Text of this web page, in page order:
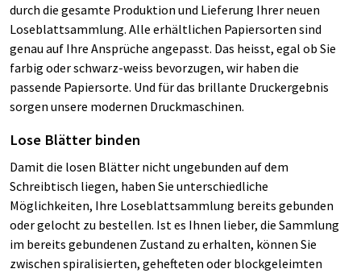
durch die gesamte Produktion und Lieferung Ihrer neuen
Loseblattsammlung. Alle erhältlichen Papiersorten sind
genau auf Ihre Ansprüche angepasst. Das heisst, egal ob Sie
farbig oder schwarz-weiss bevorzugen, wir haben die
passende Papiersorte. Und für das brillante Druckergebnis
sorgen unsere modernen Druckmaschinen.
Lose Blätter binden
Damit die losen Blätter nicht ungebunden auf dem
Schreibtisch liegen, haben Sie unterschiedliche
Möglichkeiten, Ihre Loseblattsammlung bereits gebunden
oder gelocht zu bestellen. Ist es Ihnen lieber, die Sammlung
im bereits gebundenen Zustand zu erhalten, können Sie
zwischen spiralisierten, gehefteten oder blockgeleimten